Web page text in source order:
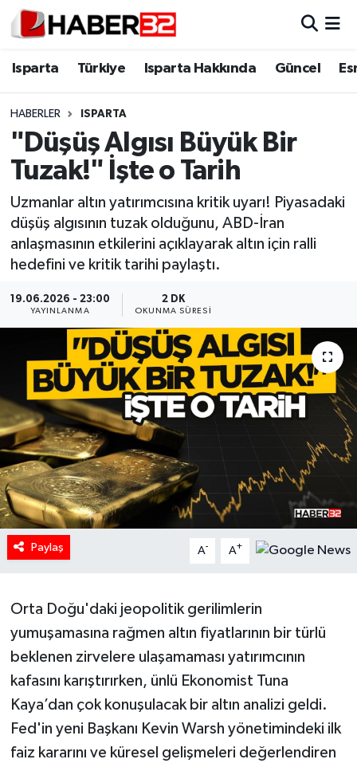
Isparta Türkiye Isparta Hakkında Güncel
HABERLER ISPARTA
"Düşüş Algısı Büyük Bir
Tuzak!" İşte o Tarih
Uzmanlar altın yatırımcısına kritik uyarı! Piyasadaki
düşüş algısının tuzak olduğunu, ABD-İran
anlaşmasının etkilerini açıklayarak altın için ralli
hedefini ve kritik tarihi paylaştı.
19.06.2026 - 23:00
YAYINLANMA
2 DK
OKUNMA SÜRESI
Paylaş A- A+
Orta Doğu'daki jeopolitik gerilimlerin
yumuşamasına rağmen altın fiyatlarının bir türlü
beklenen zirvelere ulaşamaması yatırımcının
kafasını karıştırırken, ünlü Ekonomist Tuna
Kaya’dan çok konuşulacak bir altın analizi geldi.
Fed'in yeni Başkanı Kevin Warsh yönetimindeki ilk
faiz kararını ve küresel gelişmeleri değerlendiren
Isparta
Esnaf Diyor ki;
ASAYİŞ
BİLİM VE TEKNOLOJİ
EĞİTİM
GENEL
Güncel
HABERDE İNSAN
İlginç
KÜLTÜR SANAT
MAGAZİN
Oyun
RESMİ İLANLAR
Spor
Tarihi Yapılarımız
Isparta Nöbetçi Eczaneler
Isparta Trafik Yoğunluk Haritası
Süper Lig Puan Durumu ve Fikstür
Tüm Manşetler
Son Dakika Haberleri
Haber Arşivi